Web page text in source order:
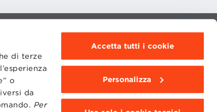
di terze
o
da
Per
Accetta tutti i cookie
Personalizza
BBS COMMUNITY PORTAL